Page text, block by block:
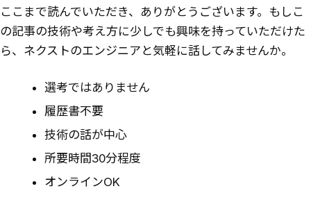
ここまで読んでいただき、ありがとうございます。もしこ
の記事の技術や考え方に少しでも興味を持っていただけた
ら、ネクストのエンジニアと気軽に話してみませんか。
選考ではありません
履歴書不要
技術の話が中心
所要時間30分程度
オンラインOK